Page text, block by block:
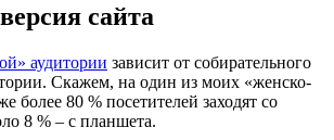
сайта
аудитории зависит от собирательного
Скажем, на один из моих «женско-
более 80 % посетителей заходят со
8 % – с планшета.